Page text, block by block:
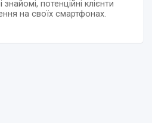
потенційні клієнти
на своїх смартфонах.